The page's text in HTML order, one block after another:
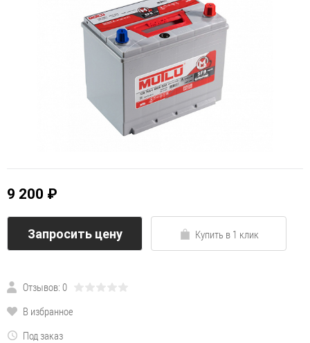
9 200 ₽
Запросить цену Купить в 1 клик
Отзывов: 0
В избранное
Под заказ